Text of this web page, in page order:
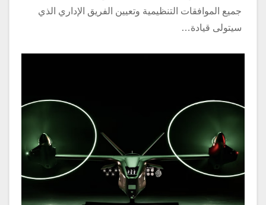
جميع الموافقات التنظيمية وتعيين الفريق الإداري الذي
سيتولى قيادة…